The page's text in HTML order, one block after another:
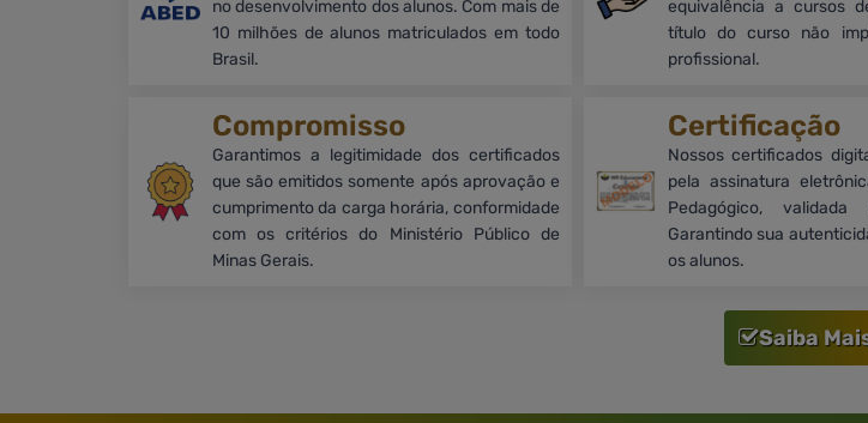
no desenvolvimento dos alunos. Com mais de
10 milhões de alunos matriculados em todo
Brasil.
equivalência a cursos
título do curso não
profissional.
Compromisso
Garantimos a legitimidade dos certificados
que são emitidos somente após aprovação e
cumprimento da carga horária, conformidade
com os critérios do Ministério Público de
Minas Gerais.
Certificação
Nossos certificados
pela assinatura
Pedagógico,
Garantindo sua
os alunos.
Saiba